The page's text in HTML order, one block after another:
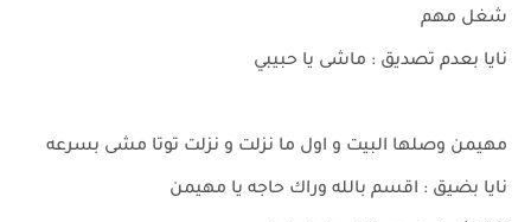
شغل مهم
نايا بعدم تصديق : ماشى يا حبيبي
مهيمن وصلها البيت و اول ما نزلت و نزلت توتا مشى بسرعه
نايا بضيق : اقسم بالله وراك حاجه يا مهيمن